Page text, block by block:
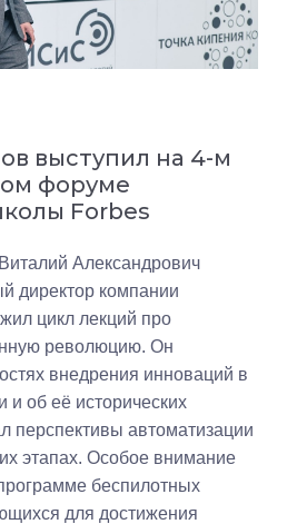
выступил на 4-м
форуме
Forbes
Александрович
директор компании
цикл лекций про
революцию. Он
внедрения инноваций в
и об её исторических
перспективы автоматизации
этапах. Особое внимание
беспилотных
для достижения